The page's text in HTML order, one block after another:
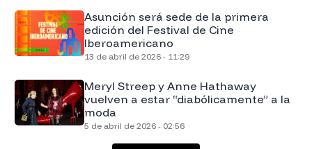
Asunción será sede de la primera
edición del Festival de Cine
Iberoamericano
13 de abril de 2026 - 11:29
Meryl Streep y Anne Hathaway
vuelven a estar “diabólicamente” a la
moda
5 de abril de 2026 - 02:56